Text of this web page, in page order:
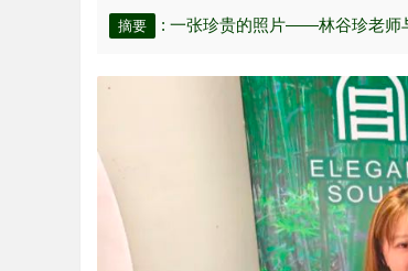
摘要 : 一张珍贵的照片——林谷珍老师